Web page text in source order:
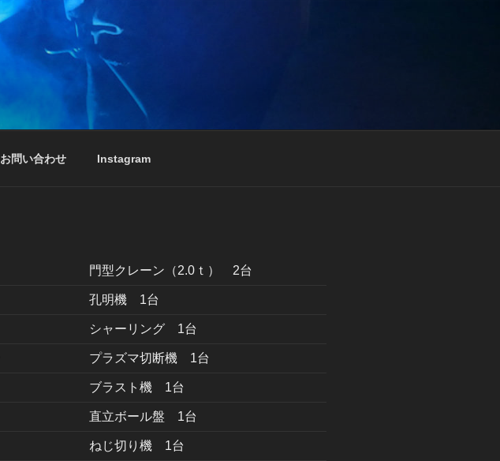
お問い合わせ Instagram
門型クレーン（2.0ｔ） 2台
孔明機 1台
シャーリング 1台
プラズマ切断機 1台
ブラスト機 1台
直立ボール盤 1台
ねじ切り機 1台